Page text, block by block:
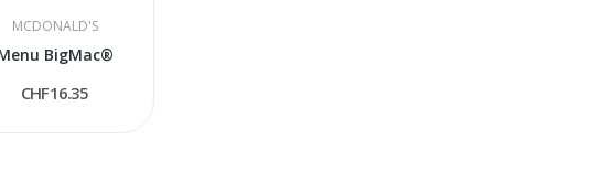
MCDONALD'S
BigMac®
CHF16.35